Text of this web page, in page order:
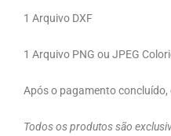
1 Arquivo DXF
1 Arquivo PNG ou JPEG
Após o pagamento
Todos os produtos são